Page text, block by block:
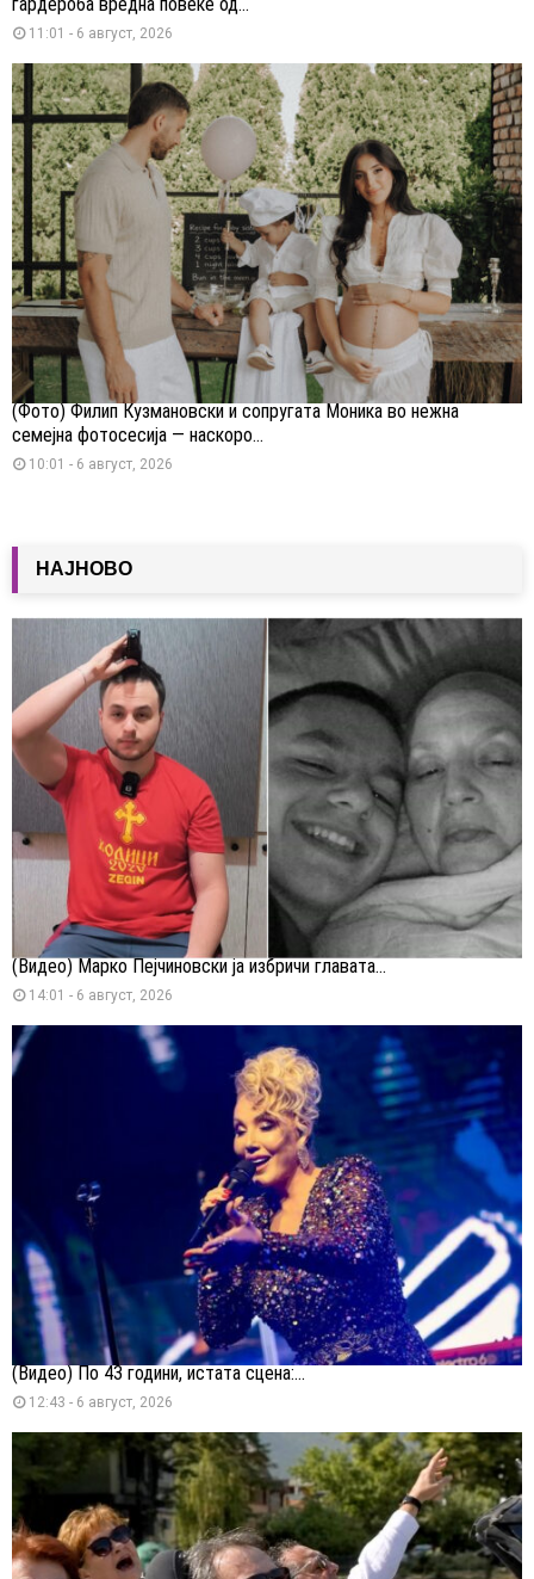
11:01 - 6 август, 2026
(Фото) Филип Кузмановски и сопругата Моника во нежна
семејна фотосесија — наскоро...
10:01 - 6 август, 2026
НАЈНОВО
(Видео) Марко Пејчиновски ја избричи главата...
14:01 - 6 август, 2026
(Видео) По 43 години, истата сцена:...
12:43 - 6 август, 2026